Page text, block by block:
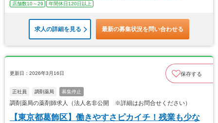
店舗数10～29
年間休日120日以上
求人の詳細を見る 最新の募集状況を問い合わせる
更新日：2026年3月16日 保存する
正社員 調剤薬局 募集停止
調剤薬局の薬剤師求人（法人名非公開 ※詳細はお問合せください）
【東京都葛飾区】働きやすさピカイチ！残業も少な